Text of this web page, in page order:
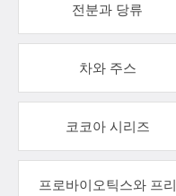
전분과 당류
차와 주스
코코아 시리즈
프로바이오틱스와 프리